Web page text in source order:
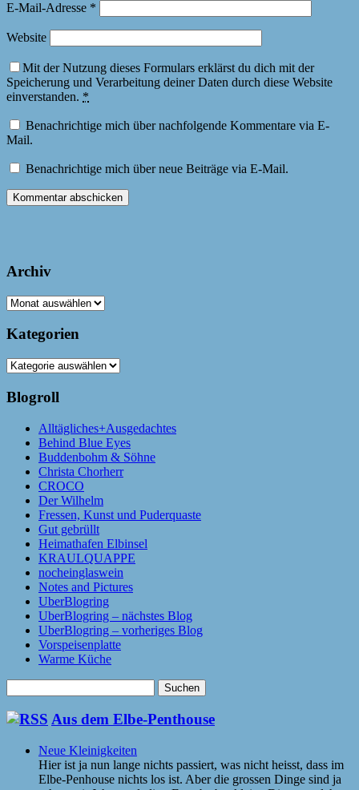
E-Mail-Adresse *
Website
Mit der Nutzung dieses Formulars erklärst du dich mit der
Speicherung und Verarbeitung deiner Daten durch diese Website
einverstanden. *
Benachrichtige mich über nachfolgende Kommentare via E-
Mail.
Benachrichtige mich über neue Beiträge via E-Mail.
Archiv
Archiv
Kategorien
Kategorien
Blogroll
Alltägliches+Ausgedachtes
Behind Blue Eyes
Buddenbohm & Söhne
Christa Chorherr
CROCO
Der Wilhelm
Fressen, Kunst und Puderquaste
Gut gebrüllt
Heimathafen Elbinsel
KRAULQUAPPE
nocheinglaswein
Notes and Pictures
UberBlogring
UberBlogring – nächstes Blog
UberBlogring – vorheriges Blog
Vorspeisenplatte
Warme Küche
nach:
Aus dem Elbe-Penthouse
Neue Kleinigkeiten
Hier ist ja nun lange nichts passiert, was nicht heisst, dass im
Elbe-Penhouse nichts los ist. Aber die grossen Dinge sind ja